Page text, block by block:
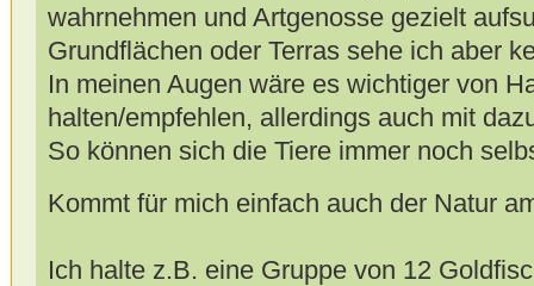
wahrnehmen und Artgenosse gezielt
Grundflächen oder Terras sehe ich aber
In meinen Augen wäre es wichtiger von
halten/empfehlen, allerdings auch mit
So können sich die Tiere immer noch
Kommt für mich einfach auch der Natur
Ich halte z.B. eine Gruppe von 12